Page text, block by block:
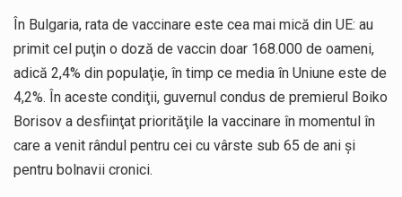
În Bulgaria, rata de vaccinare este cea mai mică din UE: au
primit cel puţin o doză de vaccin doar 168.000 de oameni,
adică 2,4% din populaţie, în timp ce media în Uniune este de
4,2%. În aceste condiţii, guvernul condus de premierul Boiko
Borisov a desfiinţat priorităţile la vaccinare în momentul în
care a venit rândul pentru cei cu vârste sub 65 de ani şi
pentru bolnavii cronici.